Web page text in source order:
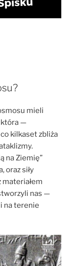
mieli
która —
kilkaset zbliża
na Ziemię”
oraz siły
materiałem
nas —
na terenie